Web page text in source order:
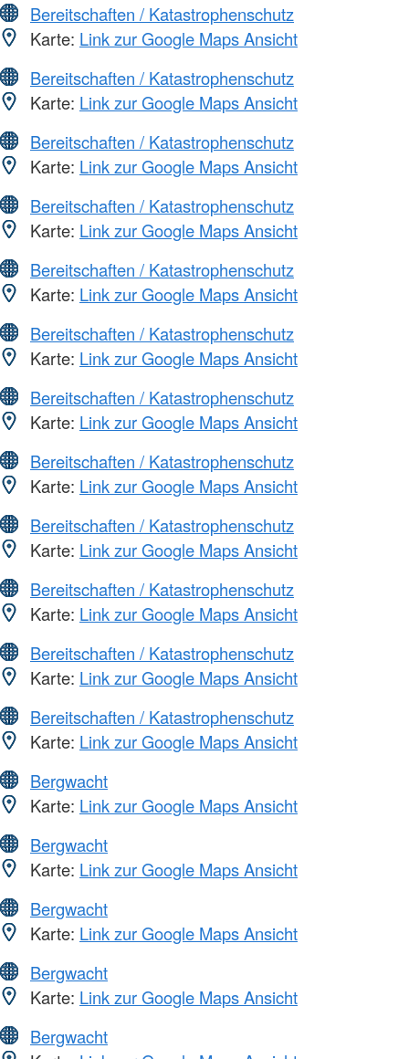
Bereitschaften / Katastrophenschutz
Karte: Link zur Google Maps Ansicht
Bereitschaften / Katastrophenschutz
Karte: Link zur Google Maps Ansicht
Bereitschaften / Katastrophenschutz
Karte: Link zur Google Maps Ansicht
Bereitschaften / Katastrophenschutz
Karte: Link zur Google Maps Ansicht
Bereitschaften / Katastrophenschutz
Karte: Link zur Google Maps Ansicht
Bereitschaften / Katastrophenschutz
Karte: Link zur Google Maps Ansicht
Bereitschaften / Katastrophenschutz
Karte: Link zur Google Maps Ansicht
Bereitschaften / Katastrophenschutz
Karte: Link zur Google Maps Ansicht
Bereitschaften / Katastrophenschutz
Karte: Link zur Google Maps Ansicht
Bereitschaften / Katastrophenschutz
Karte: Link zur Google Maps Ansicht
Bereitschaften / Katastrophenschutz
Karte: Link zur Google Maps Ansicht
Bereitschaften / Katastrophenschutz
Karte: Link zur Google Maps Ansicht
Bergwacht
Karte: Link zur Google Maps Ansicht
Bergwacht
Karte: Link zur Google Maps Ansicht
Bergwacht
Karte: Link zur Google Maps Ansicht
Bergwacht
Karte: Link zur Google Maps Ansicht
Bergwacht